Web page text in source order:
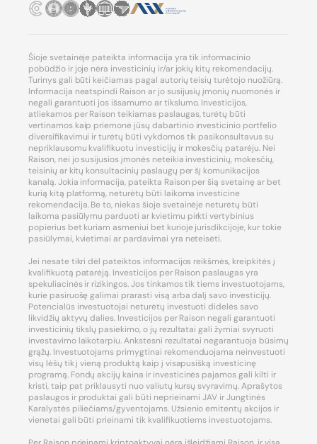
Šioje svetainėje pateikta informacija yra tik informacinio
pobūdžio ir joje nėra investicinių ir/ar jokių kitų rekomendacijų.
Turinys gali būti keičiamas pagal autorių teisių turėtojo nuožiūrą.
Informacija neatspindi Raison ar jo susijusių įmonių nuomonės ir
negali garantuoti jos išsamumo ar tikslumo. Investicijos,
atliekamos per Raison teikiamas paslaugas, turėtų būti
vertinamos kaip priemonė jūsų dabartinio investicinio portfelio
diversifikavimui ir turėtų būti vykdomos tik pasikonsultavus su
nepriklausomu kvalifikuotu investicijų ir mokesčių patarėju. Nei
Raison, nei jo susijusios įmonės neteikia investicinių, mokesčių,
teisinių ar kitų konsultacinių paslaugų per šį komunikacijos
kanalą. Jokia informacija, pateikta Raison per šią svetainę ar bet
kurią kitą platformą, neturėtų būti laikoma investicine
rekomendacija. Be to, niekas šioje svetainėje neturėtų būti
laikoma pasiūlymu parduoti ar kvietimu pirkti vertybinius
popierius bet kuriam asmeniui bet kurioje jurisdikcijoje, kur tokie
pasiūlymai, kvietimai ar pardavimai yra neteisėti.
Jei nesate tikri dėl pateiktos informacijos reikšmės, kreipkitės į
kvalifikuotą patarėją. Investicijos per Raison paslaugas yra
spekuliacinės ir rizikingos. Jos tinkamos tik tiems investuotojams,
kurie pasiruošę galimai prarasti visą arba dalį savo investicijų.
Potencialūs investuotojai neturėtų investuoti didelės savo
likvidžių aktyvų dalies. Investicijos per Raison negali garantuoti
investicinių tikslų pasiekimo, o jų rezultatai gali žymiai svyruoti
investavimo laikotarpiu. Ankstesni rezultatai negarantuoja būsimų
grąžų. Investuotojams primygtinai rekomenduojama neinvestuoti
visų lėšų tik į vieną produktą kaip į visapusišką investicinę
programą. Fondų akcijų kaina ir investicinės pajamos gali kilti ir
kristi, taip pat priklausyti nuo valiutų kursų svyravimų. Aprašytos
paslaugos ir produktai gali būti neprieinami JAV ir Jungtinės
Karalystės piliečiams/gyventojams. Užsienio emitentų akcijos ir
vienetai gali būti prieinami tik kvalifikuotiems investuotojams.